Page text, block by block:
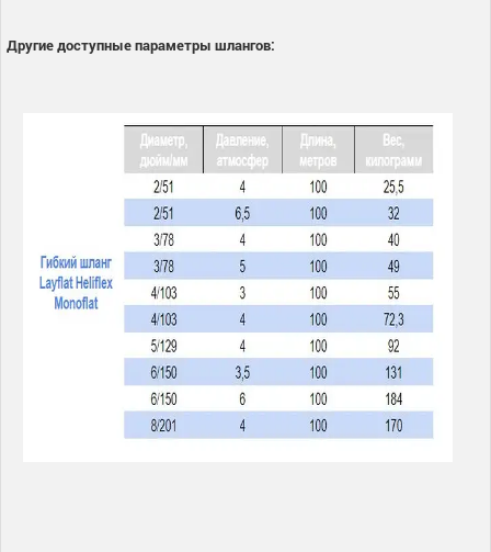
Другие доступные параметры шлангов: